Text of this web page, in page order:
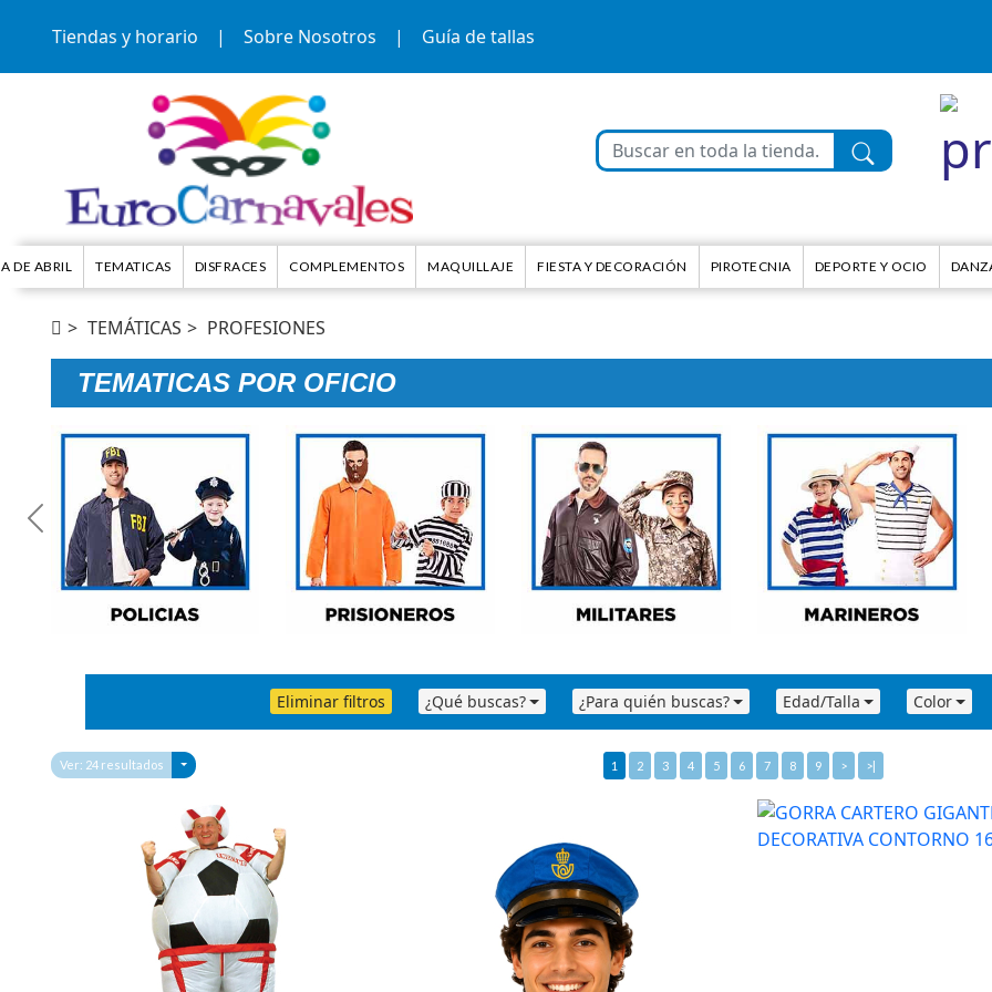
Tiendas y horario | Sobre Nosotros | Guía de tallas
DE ABRIL TEMATICAS DISFRACES COMPLEMENTOS MAQUILLAJE FIESTA Y DECORACIÓN PIROTECNIA DEPORTE Y OCIO
TEMÁTICAS PROFESIONES
TEMATICAS POR OFICIO
Previous
Eliminar filtros ¿Qué buscas? ¿Para quién buscas? Edad/Talla Color
Ver: 24 resultados Toggle Dropdown 1 2 3 4 5 6 7 8 9 > >|